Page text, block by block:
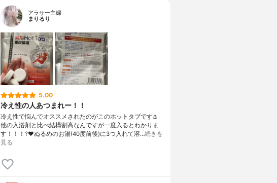
アラサー主婦
まりるり
5.00
冷え性の人あつまれー！！
冷え性で悩んでオススメされたのがこのホットタブです♨️
他の入浴剤と比べ結構割高なんですが一度入るとわかりま
す！！！?❤️ぬるめのお湯(40度前後)に3つ入れて溶…続きを
見る